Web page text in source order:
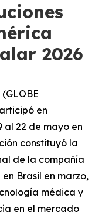
2026
en
al 22 de mayo en
constituyó la
de la compañía
Brasil en marzo,
médica y
en el mercado